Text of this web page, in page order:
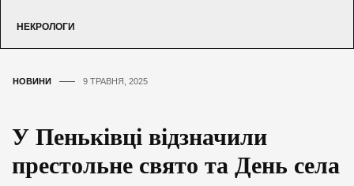
НЕКРОЛОГИ
НОВИНИ 9 ТРАВНЯ, 2025
У Пеньківці відзначили
престольне свято та День села